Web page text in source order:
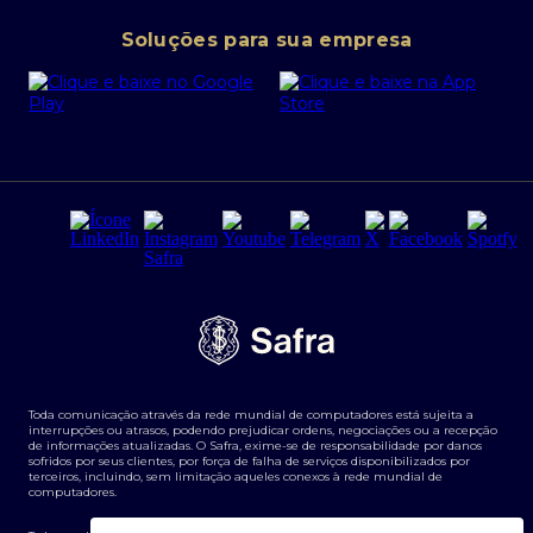
Portal da Privacidade
PRSAC
Regras e Parâmetros de Atuação Banco Safra
Segurança da Informação
Tarifas e serviços Pessoa Física
Transparência de remuneração
Termos e Condições para Portabilidade de Investimento
Cartão Safra Empresas
Empréstimo e financiamentos PJ
Derivativos
Agronegócios
Soluções para sua empresa
Toda comunicação através da rede mundial de computadores está sujeita a
interrupções ou atrasos, podendo prejudicar ordens, negociações ou a recepção
de informações atualizadas. O Safra, exime-se de responsabilidade por danos
sofridos por seus clientes, por força de falha de serviços disponibilizados por
terceiros, incluindo, sem limitação aqueles conexos à rede mundial de
computadores.